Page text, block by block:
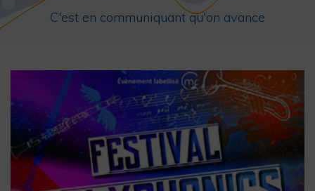
C'est en communiquant qu'on avance